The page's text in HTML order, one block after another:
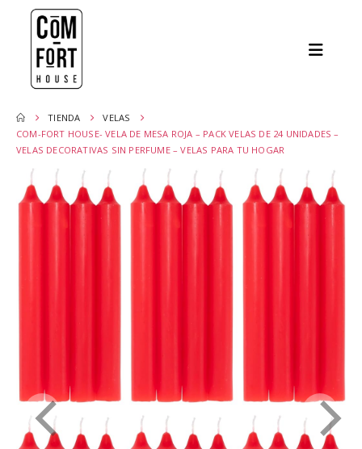
TIENDA
VELAS
COM-FORT HOUSE- VELA DE MESA ROJA – PACK VELAS DE 24 UNIDADES –
VELAS DECORATIVAS SIN PERFUME – VELAS PARA TU HOGAR